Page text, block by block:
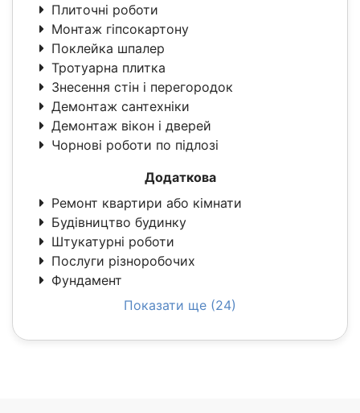
Плиточні роботи
Монтаж гіпсокартону
Поклейка шпалер
Тротуарна плитка
Знесення стін і перегородок
Демонтаж сантехніки
Демонтаж вікон і дверей
Чорнові роботи по підлозі
Додаткова
Ремонт квартири або кімнати
Будівництво будинку
Штукатурні роботи
Послуги різноробочих
Фундамент
Показати ще (24)